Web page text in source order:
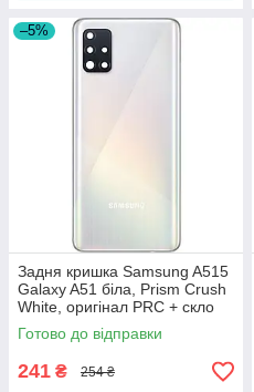
–5%
Задня кришка Samsung A515
Galaxy A51 біла, Prism Crush
White, оригінал PRC + скло
камери
Готово до відправки
241 ₴ 254 ₴